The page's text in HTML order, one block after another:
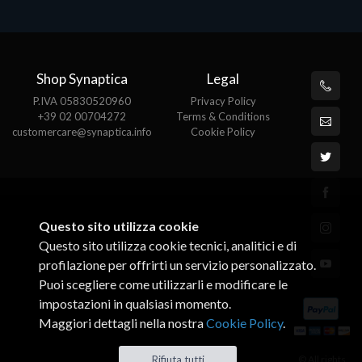
Shop Synaptica
P.IVA 05830520960
+39 02 00704272
customercare@synaptica.info
Legal
Privacy Policy
Terms & Conditions
Cookie Policy
Questo sito utilizza cookie
Questo sito utilizza cookie tecnici, analitici e di
profilazione per offrirti un servizio personalizzato.
Puoi scegliere come utilizzarli e modificare le
impostazioni in qualsiasi momento.
Maggiori dettagli nella nostraCookie Policy.